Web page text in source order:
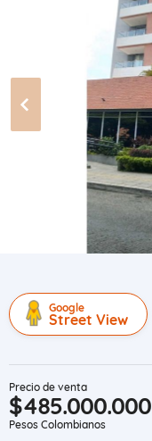
Google
Street View
Precio de venta
$485.000.000
Pesos Colombianos